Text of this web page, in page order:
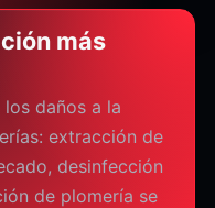
más
daños a la
extracción de
desinfección
de plomería se